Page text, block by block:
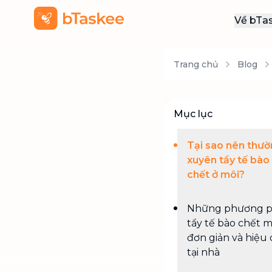
Về
Trang chủ Blog
Mục lục
Tại sao nên
xuyên tẩy tế bào
chết ở môi?
Những phương
tẩy tế bào chết
đơn giản và hiệu
tại nhà